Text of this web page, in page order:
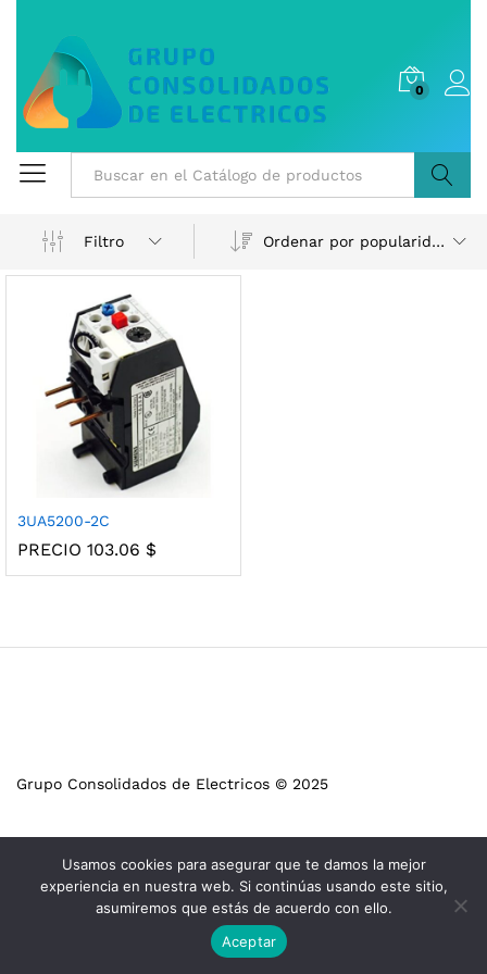
0
Filtro
Ordenar por popularidad
3UA5200-2C
PRECIO 103.06 $
Grupo Consolidados de Electricos © 2025
Usamos cookies para asegurar que te damos la mejor
experiencia en nuestra web. Si continúas usando este sitio,
asumiremos que estás de acuerdo con ello.
Aceptar